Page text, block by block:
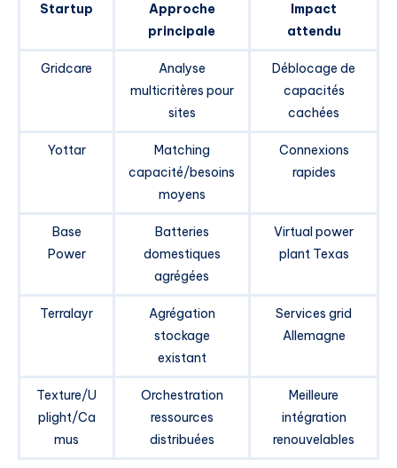
Startup
Approche
principale
Impact
attendu
Gridcare
Analyse
multicritères pour
sites
Déblocage de
capacités
cachées
Yottar
Matching
capacité/besoins
moyens
Connexions
rapides
Base
Power
Batteries
domestiques
agrégées
Virtual power
plant Texas
Terralayr
Agrégation
stockage
existant
Services grid
Allemagne
Texture/U
plight/Ca
mus
Orchestration
ressources
distribuées
Meilleure
intégration
renouvelables